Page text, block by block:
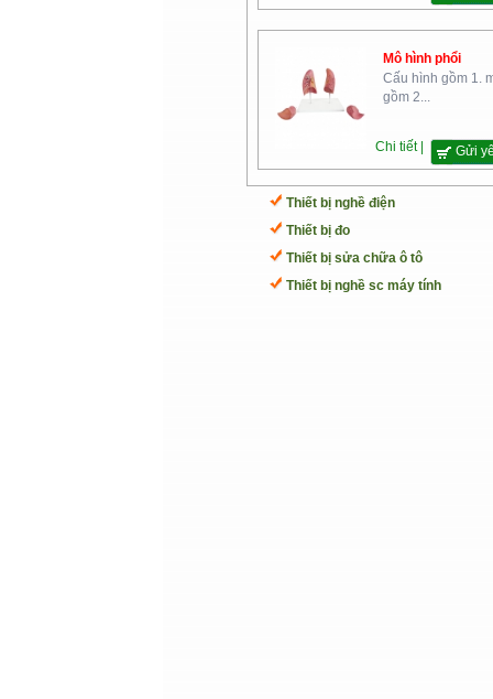
Mô hình phổi
Cấu hình gồm 1.
gồm 2...
Chi tiết | Gửi
Thiết bị nghề điện
Thiết bị đo
Thiết bị sửa chữa ô tô
Thiết bị nghề sc máy tính